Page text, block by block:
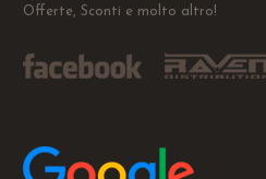
Offerte, Sconti e molto altro!